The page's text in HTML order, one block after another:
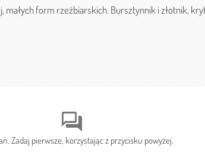
form rzeźbiarskich. Bursztynnik i złotnik,
forum
Zadaj pierwsze, korzystając z przycisku powyżej.